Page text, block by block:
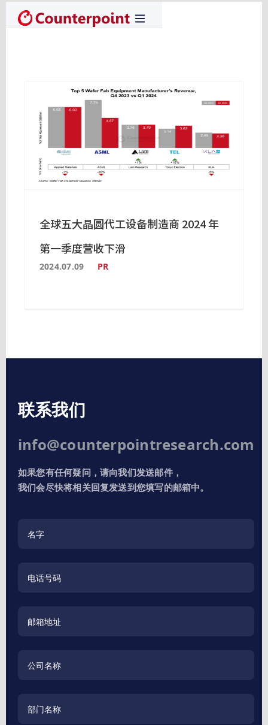
全球五大晶圆代工设备制造商 2024 年
第一季度营收下滑
2024.07.09 PR
联系我们
info@counterpointresearch.com
如果您有任何疑问，请向我们发送邮件，
我们会尽快将相关回复发送到您填写的邮箱中。